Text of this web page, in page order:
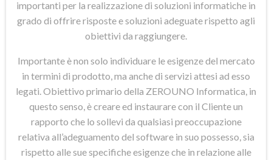
importanti per la realizzazione di soluzioni informatiche in
grado di offrire risposte e soluzioni adeguate rispetto agli
obiettivi da raggiungere.
Importante è non solo individuare le esigenze del mercato
in termini di prodotto, ma anche di servizi attesi ad esso
legati. Obiettivo primario della ZEROUNO Informatica, in
questo senso, è creare ed instaurare con il Cliente un
rapporto che lo sollevi da qualsiasi preoccupazione
relativa all’adeguamento del software in suo possesso, sia
rispetto alle sue specifiche esigenze che in relazione alle